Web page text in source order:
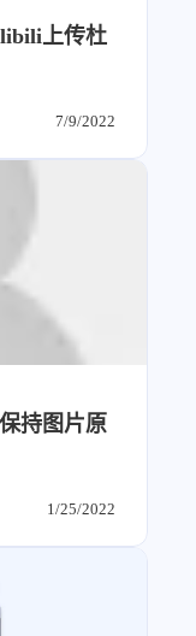
站
上传杜
7/9/2022
持图片原
1/25/2022